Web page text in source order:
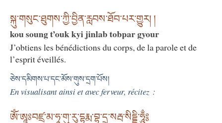
སྐུ་གསུང་ཐུགས་ཀྱི་བྱིན་རླབས་ཐོབ་པར་གྱུར། །
kou soung t’ouk kyi jinlab tobpar gyour
J’obtiens les bénédictions du corps, de la parole et de
l’esprit éveillés.
ཅེས་དམིགས་པ་དང་མོས་གུས་དྲག་པོས།
En visualisant ainsi et avec ferveur, récitez :
ཨོཾ་ཨཱཿབཛྲ་མ་ཧཱ་གུ་རུ་དྷརྨ་བྷ་དྲ་སརྦ་སིདྡྷི་ཧཱུྃ༔